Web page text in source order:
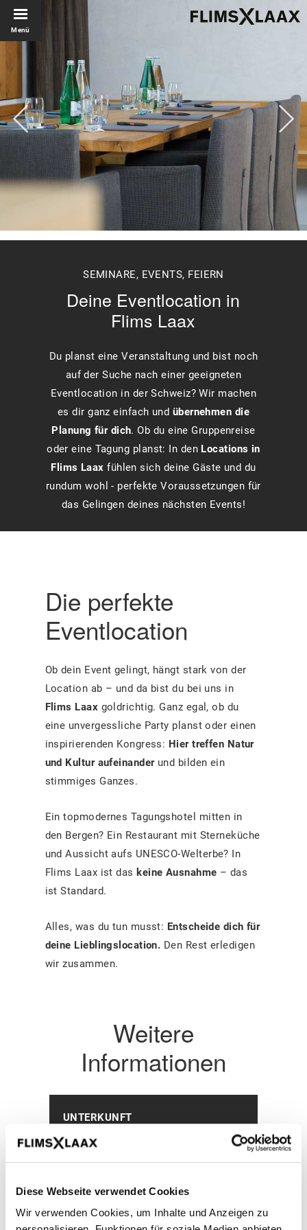
Diese Webseite verwendet Cookies
Wir verwenden Cookies, um Inhalte und Anzeigen zu
Menü
SEMINARE, EVENTS, FEIERN
Deine Eventlocation in
Flims Laax
Du planst eine Veranstaltung und bist noch
auf der Suche nach einer geeigneten
Eventlocation in der Schweiz? Wir machen
es dir ganz einfach und übernehmen die
Planung für dich. Ob du eine Gruppenreise
oder eine Tagung planst: In den Locations in
Flims Laax fühlen sich deine Gäste und du
rundum wohl - perfekte Voraussetzungen für
das Gelingen deines nächsten Events!
Die perfekte
Eventlocation
Ob dein Event gelingt, hängt stark von der
Location ab – und da bist du bei uns in
Flims Laax goldrichtig. Ganz egal, ob du
eine unvergessliche Party planst oder einen
inspirierenden Kongress: Hier treffen Natur
und Kultur aufeinanderund bilden ein
stimmiges Ganzes.
Ein topmodernes Tagungshotel mitten in
den Bergen? Ein Restaurant mit Sterneküche
und Aussicht aufs UNESCO-Welterbe? In
Flims Laax ist das keine Ausnahme – das
ist Standard.
Alles, was du tun musst: Entscheide dich für
deine Lieblingslocation. Den Rest erledigen
wir zusammen.
Weitere
Informationen
UNTERKUNFT